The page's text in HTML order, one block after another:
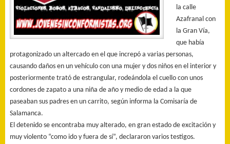
la calle
Azafranal con
la Gran Vía,
que había
protagonizado un altercado en el que increpó a varias personas,
causando daños en un vehículo con una mujer y dos niños en el interior y
posteriormente trató de estrangular, rodeándola el cuello con unos
cordones de zapato a una niña de año y medio de edad a la que
paseaban sus padres en un carrito, según informa la Comisaría de
Salamanca.
El detenido se encontraba muy alterado, en gran estado de excitación y
muy violento “como ido y fuera de sí”, declararon varios testigos.